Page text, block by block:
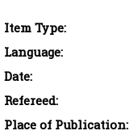
Item Type:
Language:
Date:
Refereed:
Place of Publication: